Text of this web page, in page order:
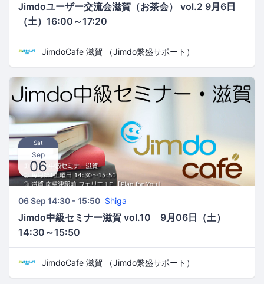
Jimdoユーザー交流会滋賀（お茶会） vol.2 9月6日
（土）16:00～17:20
JimdoCafe 滋賀 （Jimdo繁盛サポート）
Sat
Sep
06
06 Sep 14:30 - 15:50 Shiga
Jimdo中級セミナー滋賀 vol.10 9月06日（土）
14:30～15:50
JimdoCafe 滋賀 （Jimdo繁盛サポート）